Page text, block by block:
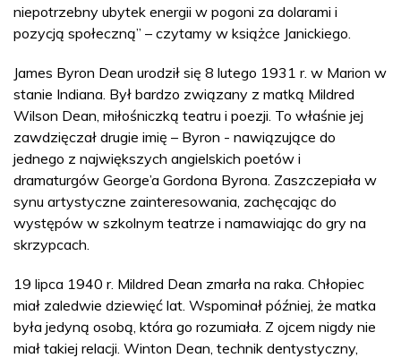
niepotrzebny ubytek energii w pogoni za dolarami i
pozycją społeczną” – czytamy w książce Janickiego.
James Byron Dean urodził się 8 lutego 1931 r. w Marion w
stanie Indiana. Był bardzo związany z matką Mildred
Wilson Dean, miłośniczką teatru i poezji. To właśnie jej
zawdzięczał drugie imię – Byron - nawiązujące do
jednego z największych angielskich poetów i
dramaturgów George’a Gordona Byrona. Zaszczepiała w
synu artystyczne zainteresowania, zachęcając do
występów w szkolnym teatrze i namawiając do gry na
skrzypcach.
19 lipca 1940 r. Mildred Dean zmarła na raka. Chłopiec
miał zaledwie dziewięć lat. Wspominał później, że matka
była jedyną osobą, która go rozumiała. Z ojcem nigdy nie
miał takiej relacji. Winton Dean, technik dentystyczny,